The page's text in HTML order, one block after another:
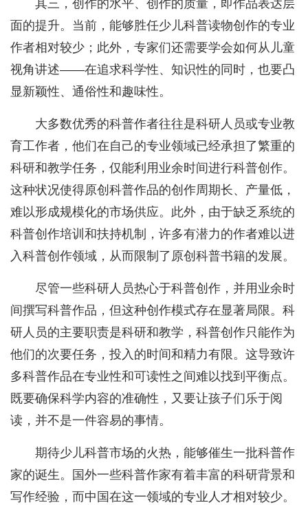
其三，创作的水平、创作的质量，即作品表达层
面的提升。当前，能够胜任少儿科普读物创作的专业
作者相对较少；此外，专家们还需要学会如何从儿童
视角讲述——在追求科学性、知识性的同时，也要凸
显新颖性、通俗性和趣味性。
大多数优秀的科普作者往往是科研人员或专业教
育工作者，他们在自己的专业领域已经承担了繁重的
科研和教学任务，仅能利用业余时间进行科普创作。
这种状况使得原创科普作品的创作周期长、产量低，
难以形成规模化的市场供应。此外，由于缺乏系统的
科普创作培训和扶持机制，许多有潜力的作者难以进
入科普创作领域，从而限制了原创科普书籍的发展。
尽管一些科研人员热心于科普创作，并用业余时
间撰写科普作品，但这种创作模式存在显著局限。科
研人员的主要职责是科研和教学，科普创作只能作为
他们的次要任务，投入的时间和精力有限。这导致许
多科普作品在专业性和可读性之间难以找到平衡点。
既要确保科学内容的准确性，又要让孩子们乐于阅
读，并不是一件容易的事情。
期待少儿科普市场的火热，能够催生一批科普作
家的诞生。国外一些科普作家有着丰富的科研背景和
写作经验，而中国在这一领域的专业人才相对较少。